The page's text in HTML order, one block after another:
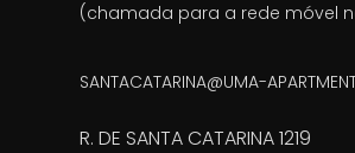
(chamada para a rede móvel
SANTACATARINA@UMA-
R. DE SANTA CATARINA 1219